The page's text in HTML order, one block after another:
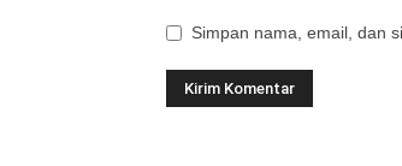
Simpan nama, email, dan